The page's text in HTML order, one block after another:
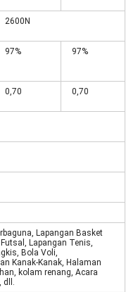
2600N
97% 97%
0,70 0,70
Lapangan Basket
Lapangan Tenis,
Bola Voli,
Kanak-Kanak, Halaman
kolam renang, Acara
dll.